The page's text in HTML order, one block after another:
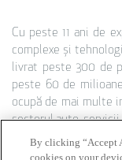
Cu peste 11 ani de
complexe și
livrat peste 300 de
peste 60 de
ocupă de mai multe
sectorul auto,
By clicking “Accept
cookies on your